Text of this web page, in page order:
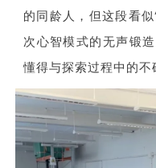
的同龄人，但这段看
次心智模式的无声锻
懂得与探索过程中的不